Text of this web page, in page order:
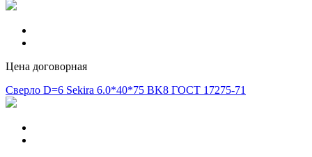
Цена договорная
Сверло D=6 Sekira 6.0*40*75 BK8 ГОСТ 17275-71